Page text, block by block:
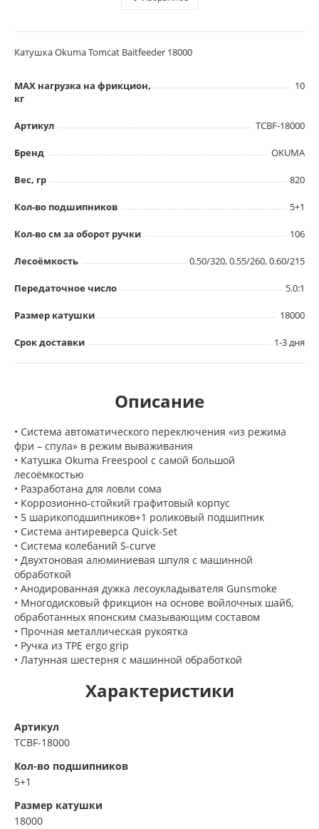
Катушка Okuma Tomcat Baitfeeder 18000
MAX нагрузка на фрикцион,
кг
10
Артикул TCBF-18000
Бренд OKUMA
Вес, гр 820
Кол-во подшипников 5+1
Кол-во см за оборот ручки 106
Лесоёмкость 0.50/320, 0.55/260, 0.60/215
Передаточное число 5.0:1
Размер катушки 18000
Срок доставки 1-3 дня
Описание
• Система автоматического переключения «из режима
фри – спула» в режим вываживания
• Катушка Okuma Freespool с самой большой
лесоёмкостью
• Разработана для ловли сома
• Коррозионно-стойкий графитовый корпус
• 5 шарикоподшипников+1 роликовый подшипник
• Система антиреверса Quick-Set
• Система колебаний S-curve
• Двухтоновая алюминиевая шпуля с машинной
обработкой
• Анодированная дужка лесоукладывателя Gunsmoke
• Многодисковый фрикцион на основе войлочных шайб,
обработанных японским смазывающим составом
• Прочная металлическая рукоятка
• Ручка из TPE ergo grip
• Латунная шестерня с машинной обработкой
Характеристики
Артикул
TCBF-18000
Кол-во подшипников
5+1
Размер катушки
18000